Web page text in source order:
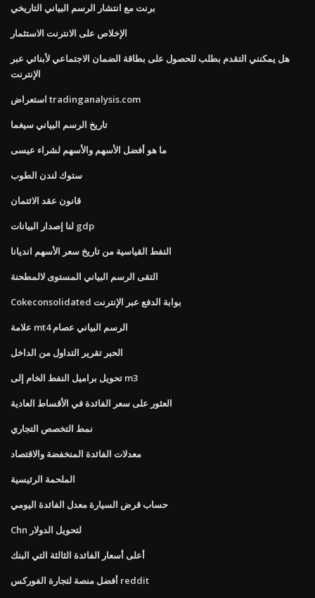
برنت مع انتشار الرسم البياني التاريخي
الإخلاص على الانترنت الاستثمار
هل يمكنني التقدم بطلب للحصول على بطاقة الضمان الاجتماعي لأبنائي عبر
الإنترنت
استعراض tradinganalysis.com
تاريخ الرسم البياني سيغما
ما هو أفضل الأسهم والأسهم لشراء عيسى
ستوك لندن الطوب
قانون عقد الائتمان
لنا إصدار البيانات gdp
النفط القياسية من تاريخ سعر الأسهم انديانا
التقى الرسم البياني المستوى لالمطحنة
Cokeconsolidated بوابة الدفع عبر الإنترنت
علامة mt4 الرسم البياني عصام
الحبر تقرير التداول من الداخل
تحويل براميل النفط الخام إلى m3
العثور على سعر الفائدة في الأقساط العادية
نمط التخصص التجاري
معدلات الفائدة المنخفضة والاقتصاد
الملحمة الرئيسية
حساب قرض السيارة معدل الفائدة اليومي
Chn لتحويل الدولار
أعلى أسعار الفائدة الثالثة التي البنك
أفضل منصة لتجارة الفوركس reddit